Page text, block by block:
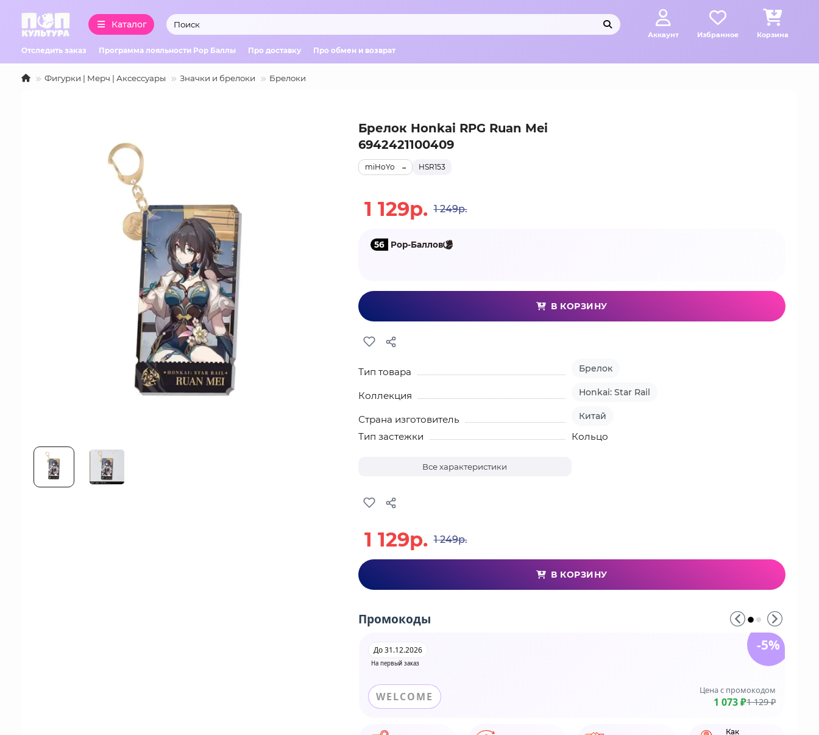
Каталог
Аккаунт Избранное Корзина
Отследить заказ Программа лояльности Pop Баллы Про доставку Про обмен и возврат
Фигурки | Мерч | Аксессуары Значки и брелоки Брелоки
Брелок Honkai RPG Ruan Mei
6942421100409
HSR153
miHoYo
1 129р. 1 249р.
56 Pop-Баллов
В КОРЗИНУ
Тип товара Брелок
Коллекция Honkai: Star Rail
Страна изготовитель Китай
Тип застежки Кольцо
Все характеристики
1 129р. 1 249р.
В КОРЗИНУ
Промокоды
На первый заказ
До 31.12.2026
WELCOME Цена с промокодом
1 073 ₽1 129 ₽
-5%
Как